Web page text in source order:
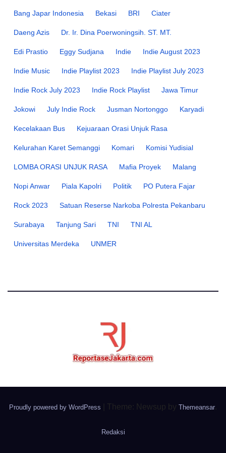
Bang Japar Indonesia Bekasi BRI Ciater
Daeng Azis Dr. Ir. Dina Poerwoningsih. ST. MT.
Edi Prastio Eggy Sudjana Indie Indie August 2023
Indie Music Indie Playlist 2023 Indie Playlist July 2023
Indie Rock July 2023 Indie Rock Playlist Jawa Timur
Jokowi July Indie Rock Jusman Nortonggo Karyadi
Kecelakaan Bus Kejuaraan Orasi Unjuk Rasa
Kelurahan Karet Semanggi Komari Komisi Yudisial
LOMBA ORASI UNJUK RASA Mafia Proyek Malang
Nopi Anwar Piala Kapolri Politik PO Putera Fajar
Rock 2023 Satuan Reserse Narkoba Polresta Pekanbaru
Surabaya Tanjung Sari TNI TNI AL
Universitas Merdeka UNMER
Proudly powered by WordPress Theme: Newsup by Themeansar.
Redaksi